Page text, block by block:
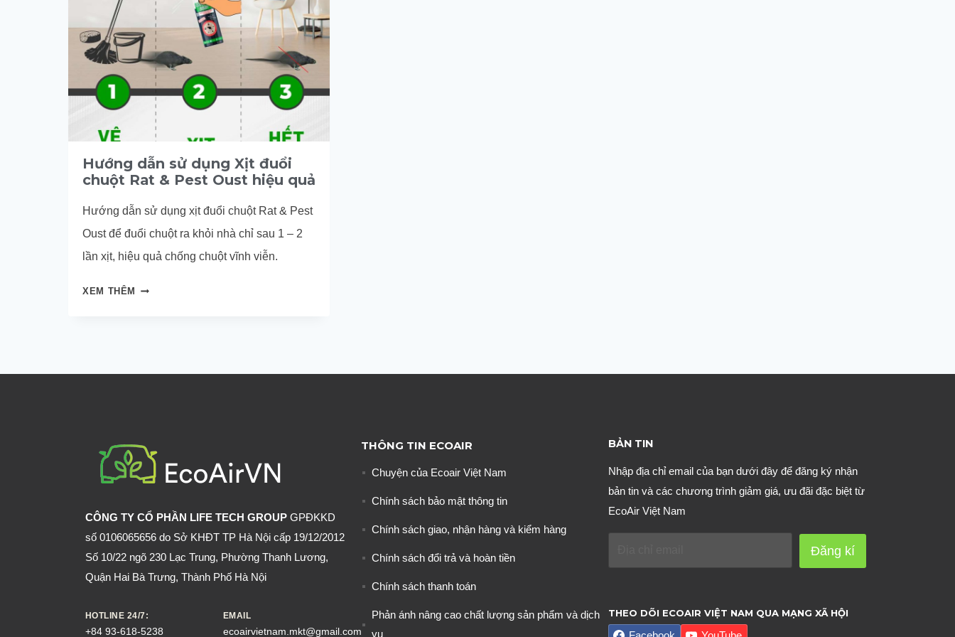
Hướng dẫn sử dụng Xịt đuổi
chuột Rat & Pest Oust hiệu quả
Hướng dẫn sử dụng xịt đuổi chuột Rat & Pest
Oust để đuổi chuột ra khỏi nhà chỉ sau 1 – 2
lần xịt, hiệu quả chống chuột vĩnh viễn.
XEM THÊM
HƯỚNG
ĐUỔI
PEST
OUST
HIỆU
CÔNG TY CỔ PHẦN LIFE TECH GROUP GPĐKKD
số 0106065656 do Sở KHĐT TP Hà Nội cấp 19/12/2012
Số 10/22 ngõ 230 Lạc Trung, Phường Thanh Lương,
Quận Hai Bà Trưng, Thành Phố Hà Nội
HOTLINE 24/7:
+84 93-618-5238
EMAIL
ecoairvietnam.mkt@gmail.com
THÔNG TIN ECOAIR
Chuyện của Ecoair Việt Nam
Chính sách bảo mật thông tin
Chính sách giao, nhận hàng và kiểm hàng
Chính sách đổi trả và hoàn tiền
Chính sách thanh toán
Phản ánh nâng cao chất lượng sản phẩm và dịch
vụ
BẢN TIN
Nhập địa chỉ email của bạn dưới đây để đăng ký nhận
bản tin và các chương trình giảm giá, ưu đãi đặc biệt từ
EcoAir Việt Nam
Đăng kí
THEO DÕI ECOAIR VIỆT NAM QUA MẠNG XÃ HỘI